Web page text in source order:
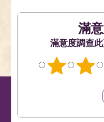
滿意度調查